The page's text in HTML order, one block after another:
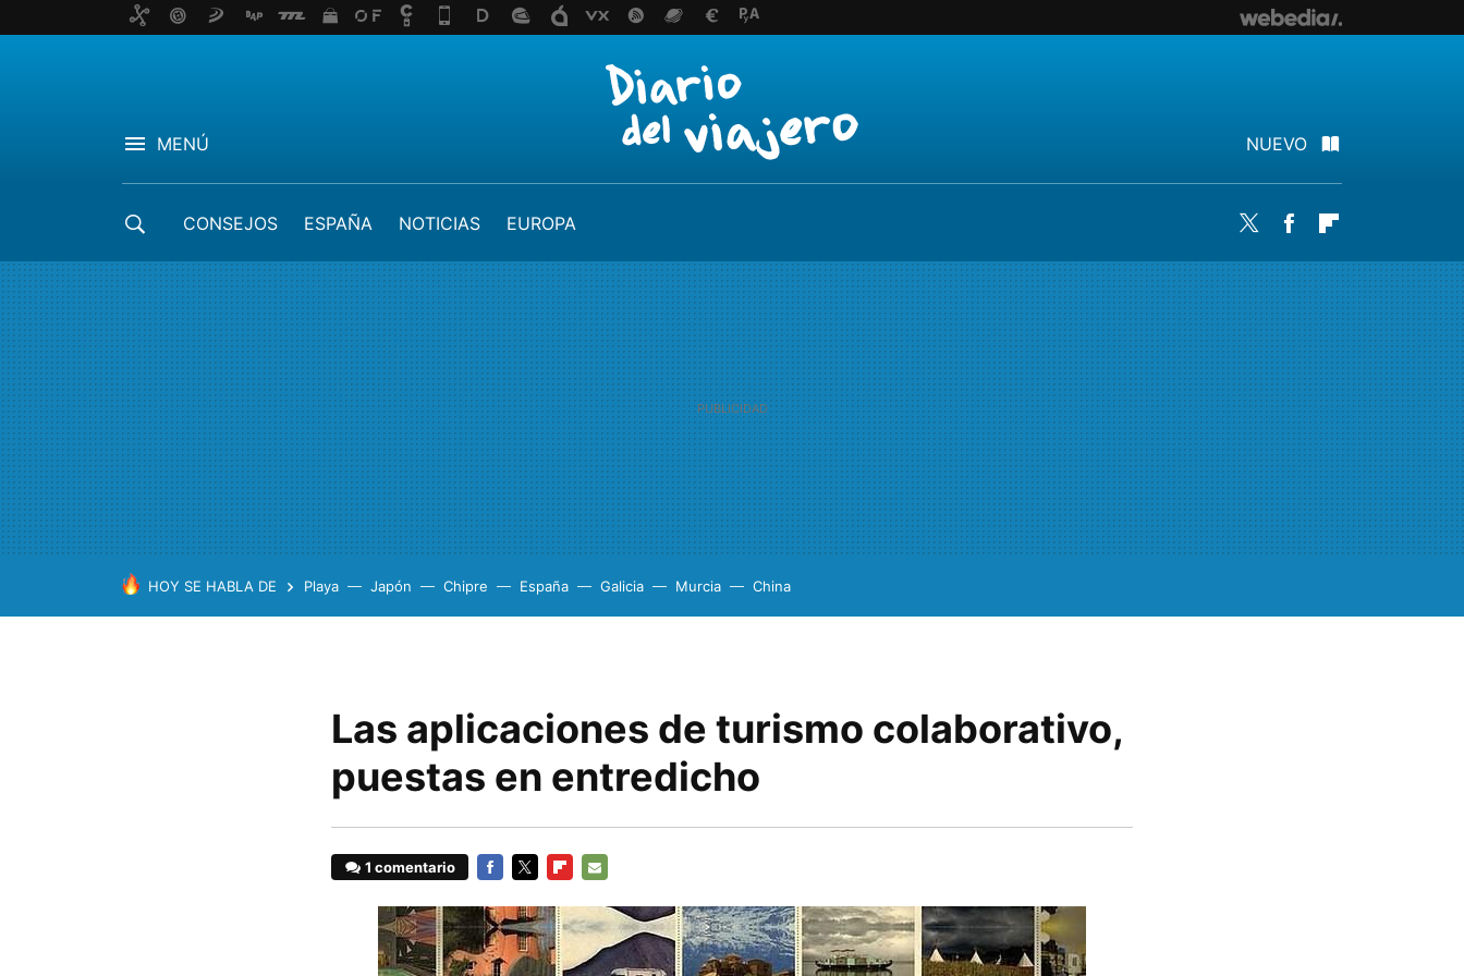
MENÚ NUEVO
CONSEJOS ESPAÑA NOTICIAS EUROPA Twitter Facebook
HOY SE HABLA DE Playa Japón Chipre España Galicia Murcia China
Las aplicaciones de turismo colaborativo,
puestas en entredicho
1 comentario
MAIL